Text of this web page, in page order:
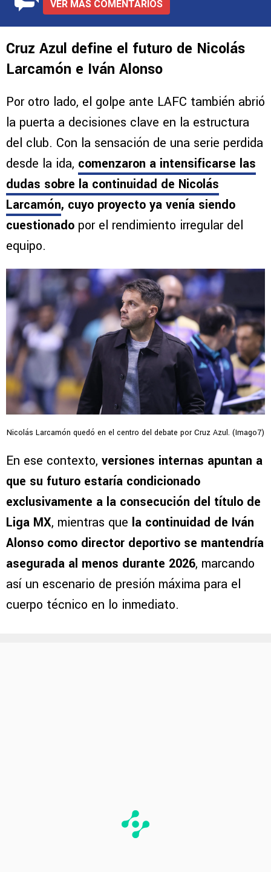
VER MÁS COMENTARIOS
Cruz Azul define el futuro de Nicolás
Larcamón e Iván Alonso
Por otro lado, el golpe ante LAFC también abrió
la puerta a decisiones clave en la estructura
del club. Con la sensación de una serie perdida
desde la ida, comenzaron a intensificarse las
dudas sobre la continuidad de Nicolás
Larcamón, cuyo proyecto ya venía siendo
cuestionado por el rendimiento irregular del
equipo.
Nicolás Larcamón quedó en el centro del debate por Cruz Azul. (Imago7)
En ese contexto, versiones internas apuntan a
que su futuro estaría condicionado
exclusivamente a la consecución del título de
Liga MX, mientras que la continuidad de Iván
Alonso como director deportivo se mantendría
asegurada al menos durante 2026, marcando
así un escenario de presión máxima para el
cuerpo técnico en lo inmediato.